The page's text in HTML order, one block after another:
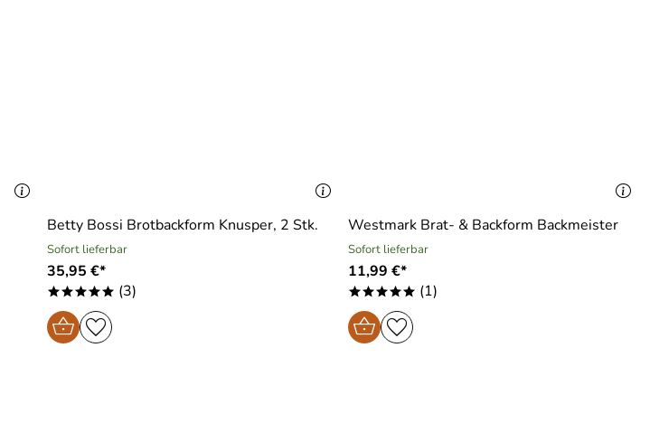
Betty Bossi Brotbackform Knusper, 2 Stk.
Sofort lieferbar
35,95 €*
***** (3)
Westmark Brat- & Backform Backmeister
Sofort lieferbar
11,99 €*
***** (1)